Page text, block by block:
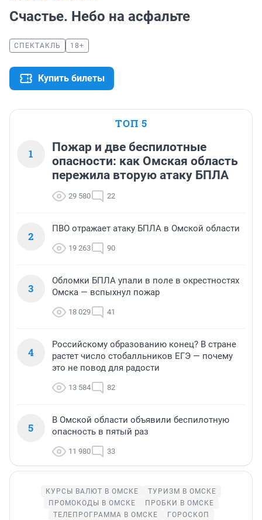
Счастье. Небо на асфальте
СПЕКТАКЛЬ 18+
Купить билеты
ТОП 5
1
Пожар и две беспилотные
опасности: как Омская область
пережила вторую атаку БПЛА
29 580 22
2
ПВО отражает атаку БПЛА в Омской области
19 263 90
3
Обломки БПЛА упали в поле в окрестностях
Омска — вспыхнул пожар
18 029 41
4
Российскому образованию конец? В стране
растет число стобалльников ЕГЭ — почему
это не повод для радости
13 584 82
5
В Омской области объявили беспилотную
опасность в пятый раз
11 980 33
КУРСЫ ВАЛЮТ В ОМСКЕ
ТУРИЗМ В ОМСКЕ
ПРОМОКОДЫ В ОМСКЕ
ПРОБКИ В ОМСКЕ
ТЕЛЕПРОГРАММА В ОМСКЕ
ГОРОСКОП